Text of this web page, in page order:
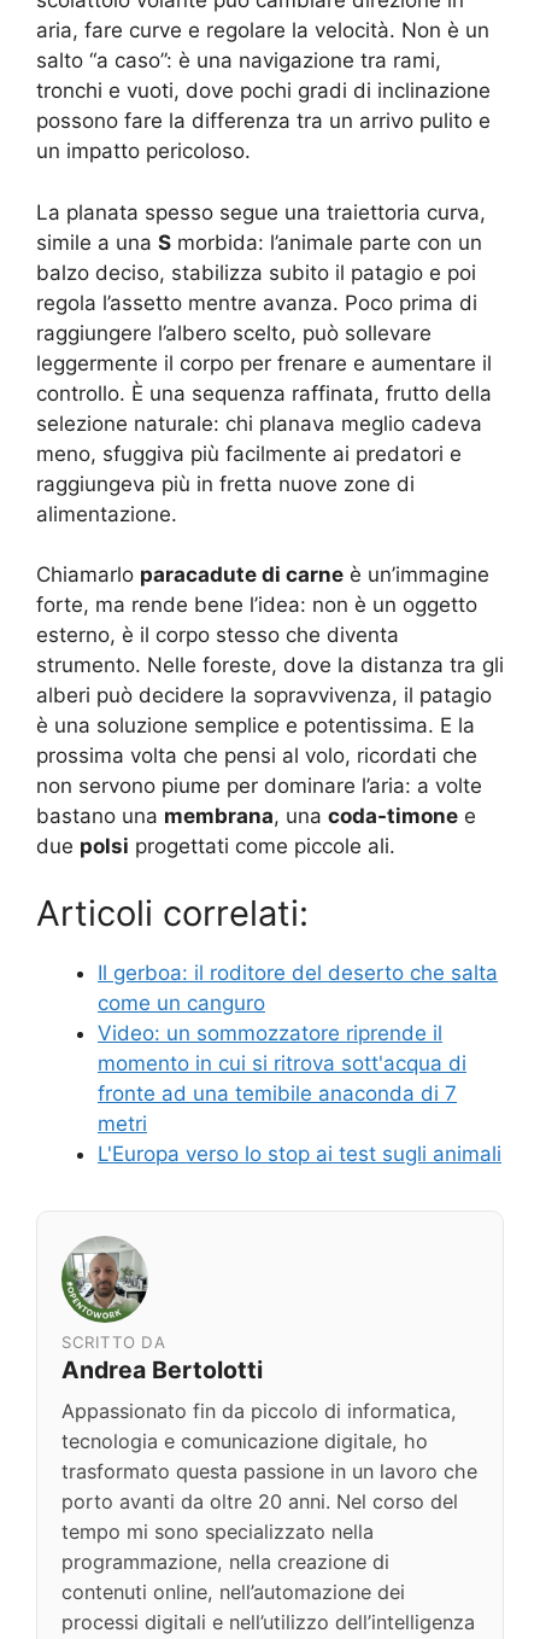
aria, fare curve e regolare la velocità. Non è un
salto “a caso”: è una navigazione tra rami,
tronchi e vuoti, dove pochi gradi di inclinazione
possono fare la differenza tra un arrivo pulito e
un impatto pericoloso.
La planata spesso segue una traiettoria curva,
simile a una S morbida: l’animale parte con un
balzo deciso, stabilizza subito il patagio e poi
regola l’assetto mentre avanza. Poco prima di
raggiungere l’albero scelto, può sollevare
leggermente il corpo per frenare e aumentare il
controllo. È una sequenza raffinata, frutto della
selezione naturale: chi planava meglio cadeva
meno, sfuggiva più facilmente ai predatori e
raggiungeva più in fretta nuove zone di
alimentazione.
Chiamarlo paracadute di carne è un’immagine
forte, ma rende bene l’idea: non è un oggetto
esterno, è il corpo stesso che diventa
strumento. Nelle foreste, dove la distanza tra gli
alberi può decidere la sopravvivenza, il patagio
è una soluzione semplice e potentissima. E la
prossima volta che pensi al volo, ricordati che
non servono piume per dominare l’aria: a volte
bastano una membrana, una coda-timone e
due polsi progettati come piccole ali.
Articoli correlati:
Il gerboa: il roditore del deserto che salta
come un canguro
Video: un sommozzatore riprende il
momento in cui si ritrova sott'acqua di
fronte ad una temibile anaconda di 7
metri
L'Europa verso lo stop ai test sugli animali
SCRITTO DA
Andrea Bertolotti
Appassionato fin da piccolo di informatica,
tecnologia e comunicazione digitale, ho
trasformato questa passione in un lavoro che
porto avanti da oltre 20 anni. Nel corso del
tempo mi sono specializzato nella
programmazione, nella creazione di
contenuti online, nell’automazione dei
processi digitali e nell’utilizzo dell’intelligenza